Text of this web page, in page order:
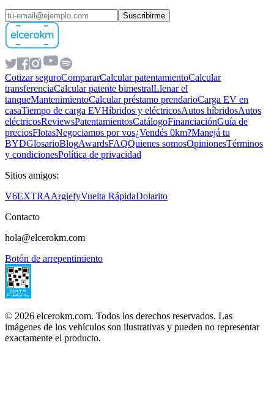
Suscribirme
Cotizar seguroCompararCalcular patentamientoCalcular
transferenciaCalcular patente bimestralLlenar el
tanqueMantenimientoCalcular préstamo prendarioCarga EV en
casaTiempo de carga EVHíbridos y eléctricosAutos híbridosAutos
eléctricosReviewsPatentamientosCatálogoFinanciaciónGuía de
preciosFlotasNegociamos por vos¿Vendés 0km?Manejá tu
BYDGlosarioBlogAwardsFAQQuienes somosOpinionesTérminos
y condicionesPolítica de privacidad
Sitios amigos:
V6EXTRAArgiefyVuelta RápidaDolarito
Contacto
hola@elcerokm.com
Botón de arrepentimiento
© 2026 elcerokm.com. Todos los derechos reservados. Las
imágenes de los vehículos son ilustrativas y pueden no representar
exactamente el producto.